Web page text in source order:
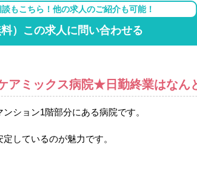
もこちら！他の求人のご紹介も可能！
料）この求人に問い合わせる
アミックス病院★日勤終業はなん
ション1階部分にある病院です。
しているのが魅力です。